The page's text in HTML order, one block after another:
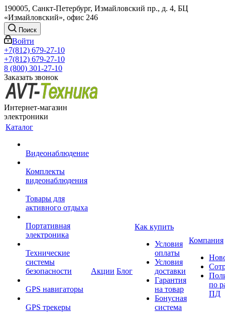
190005, Санкт-Петербург, Измайловский пр., д. 4, БЦ
«Измайловский», офис 246
Поиск
Войти
+7(812) 679-27-10
+7(812) 679-27-10
8 (800) 301-27-10
Заказать звонок
Интернет-магазин
электроники
Каталог
Видеонаблюдение
Комплекты
видеонаблюдения
Товары для
активного отдыха
Портативная
электроника
Технические
системы
безопасности
GPS навигаторы
GPS трекеры
Акции Блог
Как купить
Условия
оплаты
Условия
доставки
Гарантия
на товар
Бонусная
система
Компания
по
ПД